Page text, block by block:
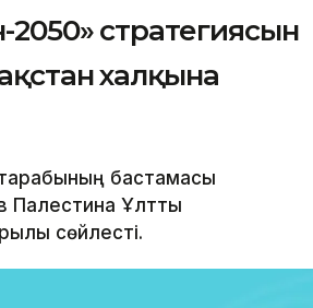
стратегиясын
халқына
тарабының бастамасы
Палестина Ұлттық
сөйлесті.